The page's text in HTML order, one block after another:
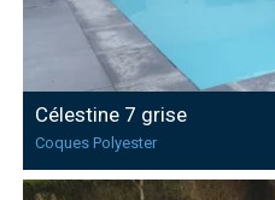
Célestine 7 grise
Coques Polyester